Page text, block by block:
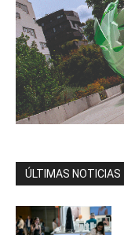
ÚLTIMAS NOTICIAS